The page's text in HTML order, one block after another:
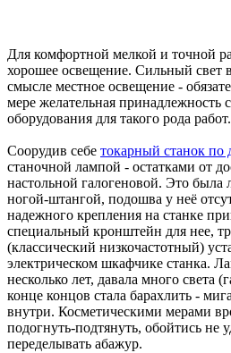
Для комфортной мелкой и точной
хорошее освещение. Сильный свет
смысле местное освещение -
мере желательная принадлежность
оборудования для такого рода работ.
Соорудив себе токарный станок по
станочной лампой - остатками от
настольной галогеновой. Это была
ногой-штангой, подошва у неё
надежного крепления на станке
специальный кронштейн для нее,
(классический низкочастотный)
электрическом шкафчике станка.
несколько лет, давала много света
конце концов стала барахлить -
внутри. Косметическими мерами
подогнуть-подтянуть, обойтись не
переделывать абажур.